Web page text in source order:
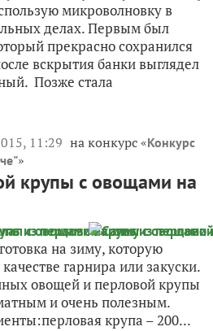
микроволновку в
делах. Первым был
прекрасно сохранился
вскрытия банки выглядел
Позже стала
11:29 на конкурс «Конкурс
»
крупы с овощами на
на зиму, которую
гарнира или закуски.
овощей и перловой крупы
и очень полезным.
крупа – 200...